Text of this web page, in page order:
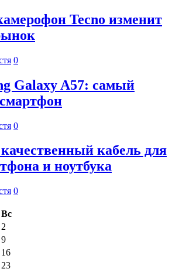
Tecno изменит
0
Galaxy A57: самый
0
кабель для
и ноутбука
0
Вс
2
9
16
23